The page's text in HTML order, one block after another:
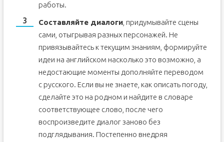
работы.
Составляйте диалоги, придумывайте сцены
сами, отыгрывая разных персонажей. Не
привязывайтесь к текущим знаниям, формируйте
идеи на английском насколько это возможно, а
недостающие моменты дополняйте переводом
с русского. Если вы не знаете, как описать погоду,
сделайте это на родном и найдите в словаре
соответствующее слово, после чего
воспроизведите диалог заново без
подглядывания. Постепенно внедряя